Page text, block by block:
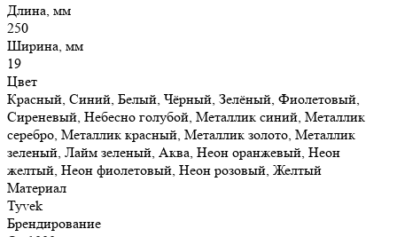
Длина, мм
250
Ширина, мм
19
Цвет
Красный, Синий, Белый, Чёрный, Зелёный, Фиолетовый,
Сиреневый, Небесно голубой, Металлик синий, Металлик
серебро, Металлик красный, Металлик золото, Металлик
зеленый, Лайм зеленый, Аква, Неон оранжевый, Неон
желтый, Неон фиолетовый, Неон розовый, Желтый
Материал
Tyvek
Брендирование